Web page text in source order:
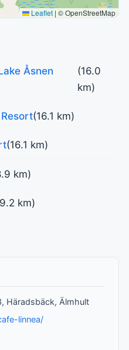
Leaflet | © OpenStreetMap
Åsnen
(16.0
km)
(16.1 km)
(16.1 km)
km)
km)
Häradsbäck, Älmhult
linnea/